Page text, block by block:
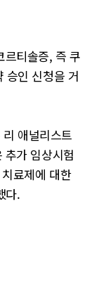
르티솔증, 즉 쿠
승인 신청을 거
애널리스트
가 임상시험
료제에 대한
다.